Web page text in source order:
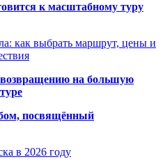
к масштабному туру
как выбрать маршрут, цены и
возвращению на большую
посвящённый
в 2026 году